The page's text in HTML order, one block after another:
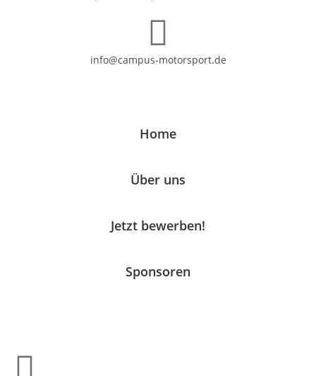
info@campus-motorsport.de
Home
Über uns
Jetzt bewerben!
Sponsoren